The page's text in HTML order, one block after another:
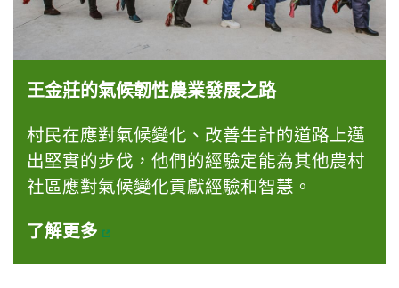
王金莊的氣候韌性農業發展之路
村民在應對氣候變化、改善生計的道路上邁
出堅實的步伐，他們的經驗定能為其他農村
社區應對氣候變化貢獻經驗和智慧。
了解更多